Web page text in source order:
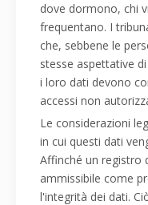
dove dormono, chi
frequentano. I
che, sebbene le
stesse aspettative
i loro dati devono
accessi non
Le considerazioni
in cui questi dati
Affinché un registro
ammissibile come
l'integrità dei dati.